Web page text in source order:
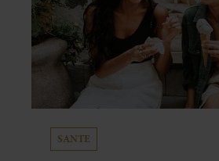
SANTE